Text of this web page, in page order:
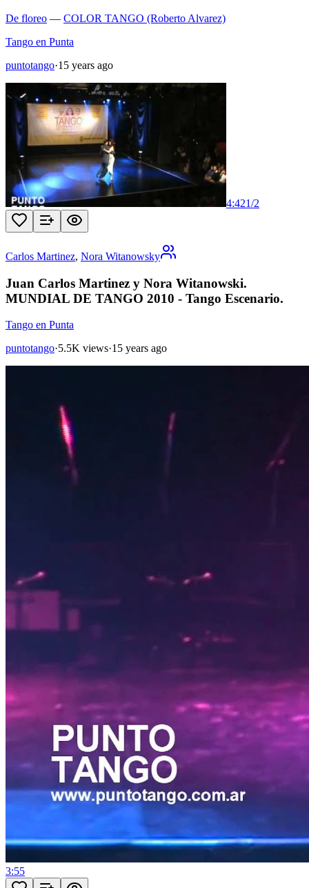
De floreo — COLOR TANGO (Roberto Alvarez)
Tango en Punta
puntotango·15 years ago
4:421/2
Carlos Martinez, Nora Witanowsky
Juan Carlos Martinez y Nora Witanowski.
MUNDIAL DE TANGO 2010 - Tango Escenario.
Tango en Punta
puntotango·5.5K views·15 years ago
3:55